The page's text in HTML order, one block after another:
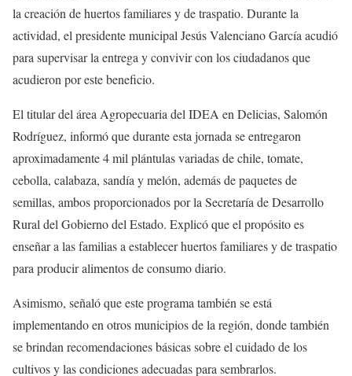
la creación de huertos familiares y de traspatio. Durante la
actividad, el presidente municipal Jesús Valenciano García acudió
para supervisar la entrega y convivir con los ciudadanos que
acudieron por este beneficio.
El titular del área Agropecuaria del IDEA en Delicias, Salomón
Rodríguez, informó que durante esta jornada se entregaron
aproximadamente 4 mil plántulas variadas de chile, tomate,
cebolla, calabaza, sandía y melón, además de paquetes de
semillas, ambos proporcionados por la Secretaría de Desarrollo
Rural del Gobierno del Estado. Explicó que el propósito es
enseñar a las familias a establecer huertos familiares y de traspatio
para producir alimentos de consumo diario.
Asimismo, señaló que este programa también se está
implementando en otros municipios de la región, donde también
se brindan recomendaciones básicas sobre el cuidado de los
cultivos y las condiciones adecuadas para sembrarlos.